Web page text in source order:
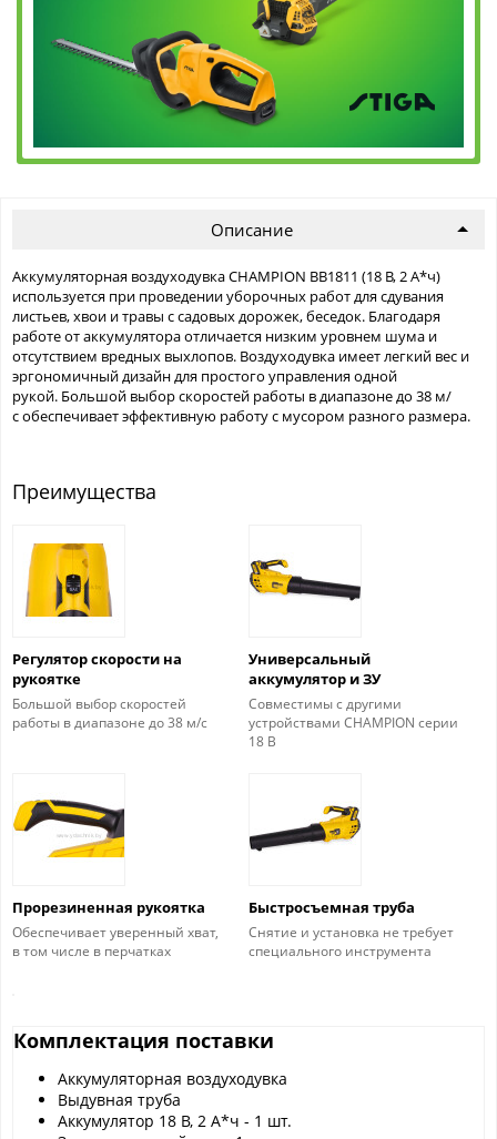
Описание
Аккумуляторная воздуходувка CHAMPION BB1811 (18 В, 2 А*ч)
используется при проведении уборочных работ для сдувания
листьев, хвои и травы с садовых дорожек, беседок. Благодаря
работе от аккумулятора отличается низким уровнем шума и
отсутствием вредных выхлопов. Воздуходувка имеет легкий вес и
эргономичный дизайн для простого управления одной
рукой. Большой выбор скоростей работы в диапазоне до 38 м/
с обеспечивает эффективную работу с мусором разного размера.
Преимущества
Регулятор скорости на
рукоятке
Большой выбор скоростей
работы в диапазоне до 38 м/с
Универсальный
аккумулятор и ЗУ
Совместимы с другими
устройствами CHAMPION серии
18 В
Прорезиненная рукоятка
Обеспечивает уверенный хват,
в том числе в перчатках
Быстросъемная труба
Снятие и установка не требует
специального инструмента
Комплектация поставки
Аккумуляторная воздуходувка
Выдувная труба
Аккумулятор 18 В, 2 А*ч - 1 шт.